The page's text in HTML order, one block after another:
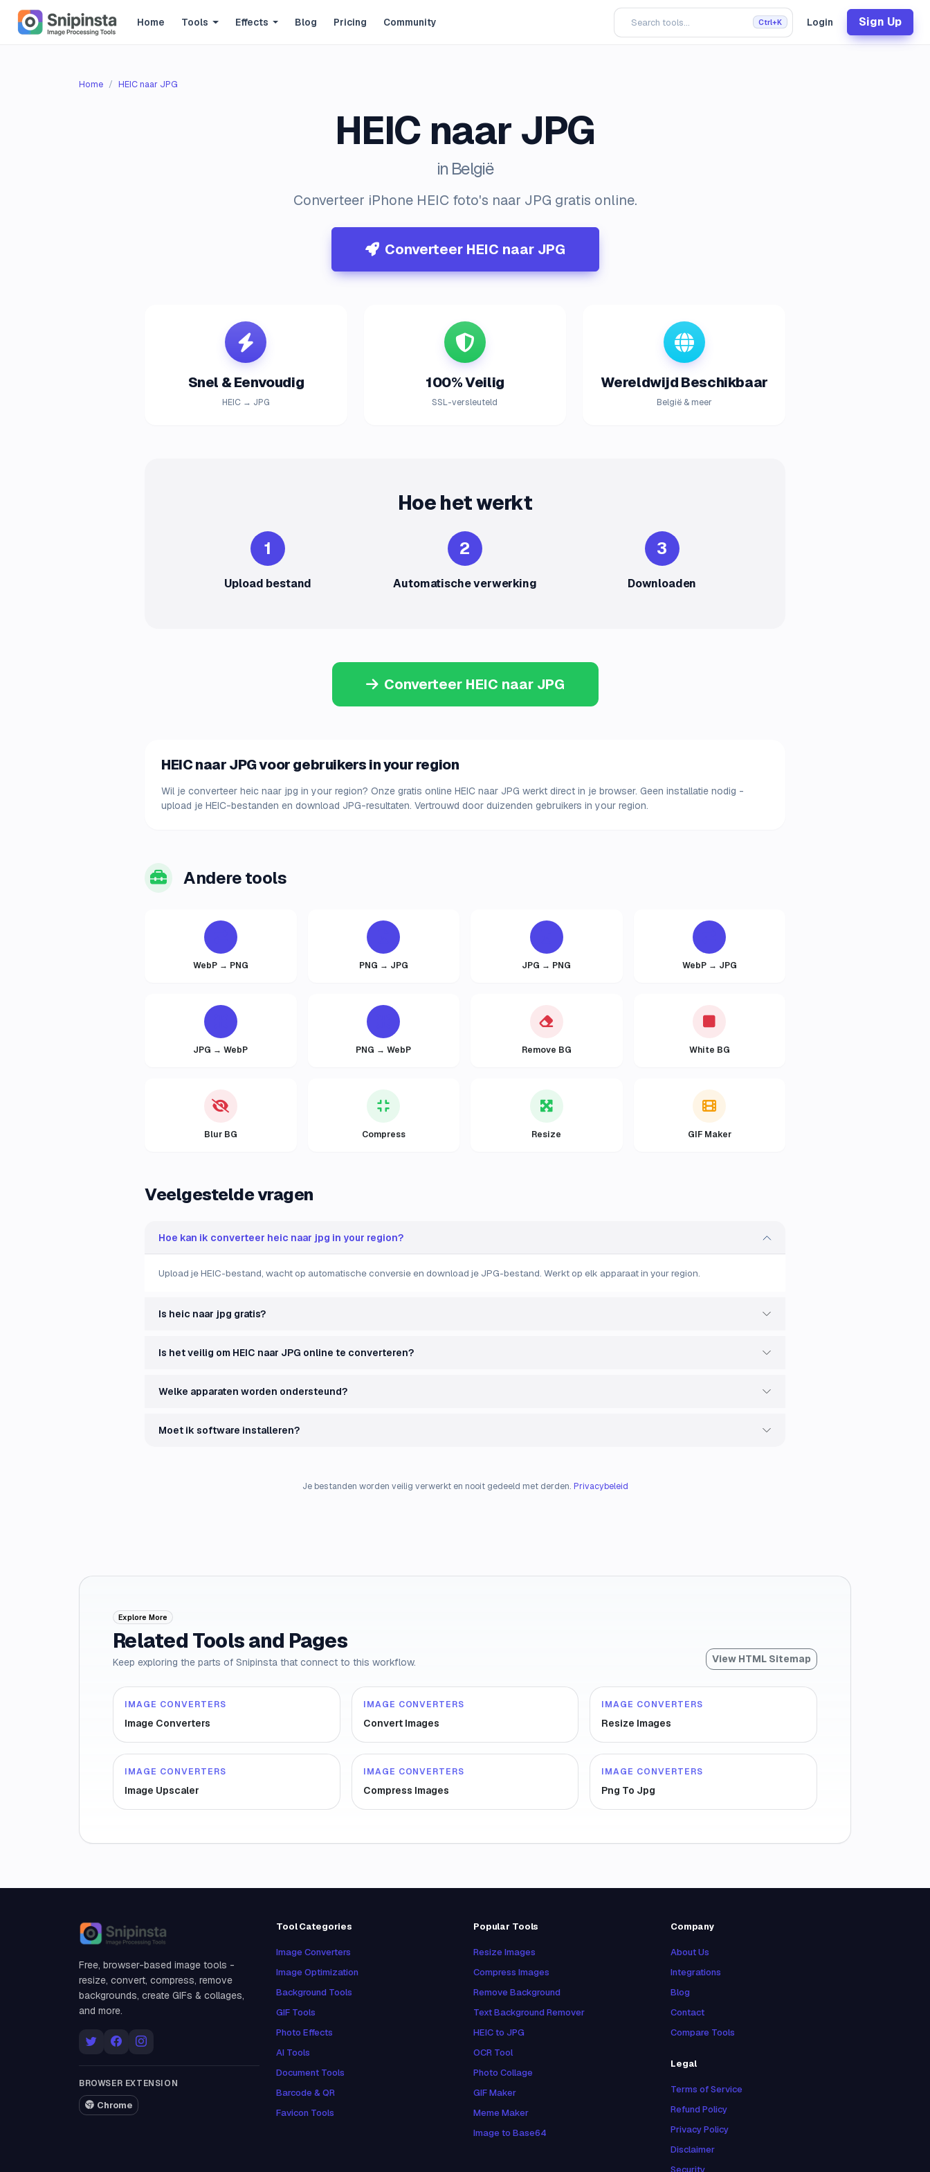
Home Tools Effects Blog Pricing Community Ctrl+K Login Sign Up
Home HEIC naar JPG
HEIC naar JPG
in België
Converteer iPhone HEIC foto's naar JPG gratis online.
Converteer HEIC naar JPG
Snel & Eenvoudig
HEIC → JPG
100% Veilig
SSL-versleuteld
Wereldwijd Beschikbaar
België & meer
Hoe het werkt
1
Upload bestand
2
Automatische verwerking
3
Downloaden
Converteer HEIC naar JPG
HEIC naar JPG voor gebruikers in your region
Wil je converteer heic naar jpg in your region? Onze gratis online HEIC naar JPG werkt direct in je browser. Geen installatie nodig -
upload je HEIC-bestanden en download JPG-resultaten. Vertrouwd door duizenden gebruikers in your region.
Andere tools
WebP → PNG PNG → JPG JPG → PNG WebP → JPG
JPG → WebP PNG → WebP Remove BG White BG
Blur BG Compress Resize GIF Maker
Veelgestelde vragen
Hoe kan ik converteer heic naar jpg in your region?
Upload je HEIC-bestand, wacht op automatische conversie en download je JPG-bestand. Werkt op elk apparaat in your region.
Is heic naar jpg gratis?
Is het veilig om HEIC naar JPG online te converteren?
Welke apparaten worden ondersteund?
Moet ik software installeren?
Je bestanden worden veilig verwerkt en nooit gedeeld met derden. Privacybeleid
Explore More
Related Tools and Pages
Keep exploring the parts of Snipinsta that connect to this workflow. View HTML Sitemap
IMAGE CONVERTERS
Image Converters
IMAGE CONVERTERS
Convert Images
IMAGE CONVERTERS
Resize Images
IMAGE CONVERTERS
Image Upscaler
IMAGE CONVERTERS
Compress Images
IMAGE CONVERTERS
Png To Jpg
Snipinsta
Free, browser-based image tools -
resize, convert, compress, remove
backgrounds, create GIFs & collages,
and more.
BROWSER EXTENSION
Chrome
Tool Categories
Image Converters
Image Optimization
Background Tools
GIF Tools
Photo Effects
AI Tools
Document Tools
Barcode & QR
Favicon Tools
Popular Tools
Resize Images
Compress Images
Remove Background
Text Background Remover
HEIC to JPG
OCR Tool
Photo Collage
GIF Maker
Meme Maker
Image to Base64
Company
About Us
Integrations
Blog
Contact
Compare Tools
Legal
Terms of Service
Refund Policy
Privacy Policy
Disclaimer
Security